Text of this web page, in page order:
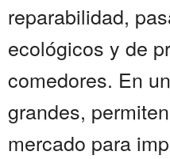
reparabilidad,
ecológicos y de
comedores. En
grandes,
mercado para